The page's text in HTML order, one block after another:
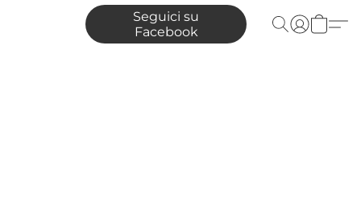
Seguici su
Facebook